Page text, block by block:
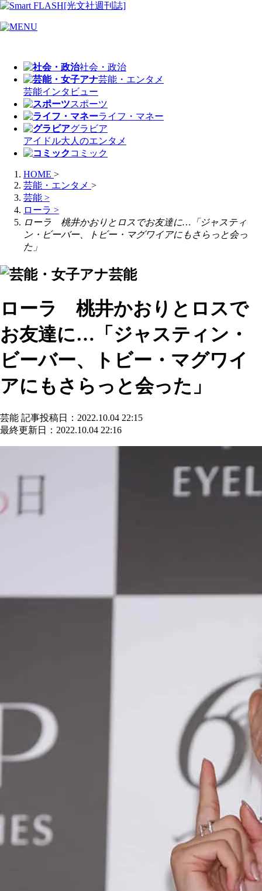
社会・政治
芸能・エンタメ
芸能インタビュー
スポーツ
ライフ・マネー
グラビア
アイドル大人のエンタメ
コミック
HOME >
芸能・エンタメ >
芸能 >
ローラ >
ローラ 桃井かおりとロスでお友達に…「ジャスティ
ン・ビーバー、トビー・マグワイアにもさらっと会っ
た」
芸能
ローラ 桃井かおりとロスで
お友達に…「ジャスティン・
ビーバー、トビー・マグワイ
アにもさらっと会った」
芸能 記事投稿日：2022.10.04 22:15
最終更新日：2022.10.04 22:16